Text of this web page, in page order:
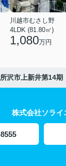
川越市むさし野
4LDK (81.80㎡)
1,080万円
所沢市上新井第14
株式会社ソライ